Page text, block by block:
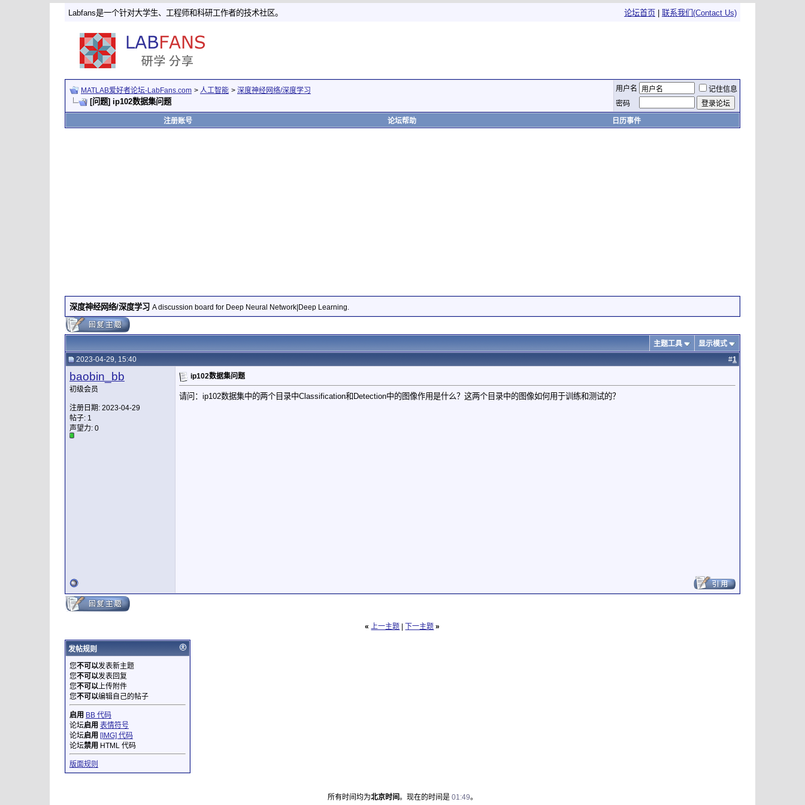
Labfans是一个针对大学生、工程师和科研工作者的技术社区。 论坛首页 联系我们(Contact Us)
MATLAB爱好者论坛-LabFans.com > 人工智能 > 深度神经网络/深度学习
[问题] ip102数据集问题
用户名
记住信息
密码
注册账号 论坛帮助 日历事件
深度神经网络/深度学习 A discussion board for Deep Neural Network|Deep Learning.
主题工具
显示模式
2023-04-29, 15:40
#1
baobin_bb
初级会员
注册日期: 2023-04-29
帖子: 1
声望力: 0
ip102数据集问题
请问：ip102数据集中的两个目录中Classification和Detection中的图像作用是什么？这两个目录中的图像如何用于训练和测试的？
« 上一主题 下一主题 »
发帖规则
您不可以发表新主题
您不可以发表回复
您不可以上传附件
您不可以编辑自己的帖子
启用 BB 代码
论坛启用 表情符号
论坛启用 [IMG] 代码
论坛禁用 HTML 代码
版面规则
所有时间均为北京时间。现在的时间是 01:49。